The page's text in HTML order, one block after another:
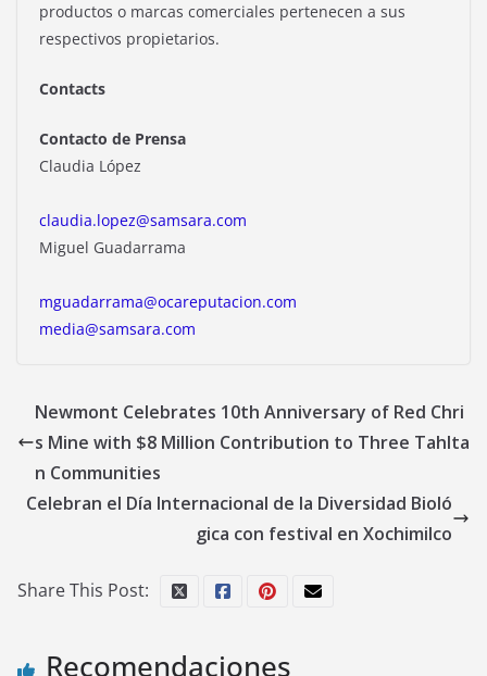
productos o marcas comerciales pertenecen a sus
respectivos propietarios.
Contacts
Contacto de Prensa
Claudia López
claudia.lopez@samsara.com
Miguel Guadarrama
mguadarrama@ocareputacion.com
media@samsara.com
Newmont Celebrates 10th Anniversary of Red Chri
s Mine with $8 Million Contribution to Three Tahlta
n Communities
Celebran el Día Internacional de la Diversidad Bioló
gica con festival en Xochimilco
Share This Post:
Recomendaciones